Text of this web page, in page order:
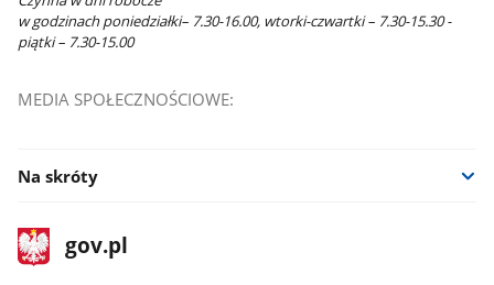
w godzinach poniedziałki– 7.30-16.00, wtorki-czwartki – 7.30-15.30 -
piątki – 7.30-15.00
MEDIA SPOŁECZNOŚCIOWE:
Na skróty
stopka
gov.plStrona
gov.pl